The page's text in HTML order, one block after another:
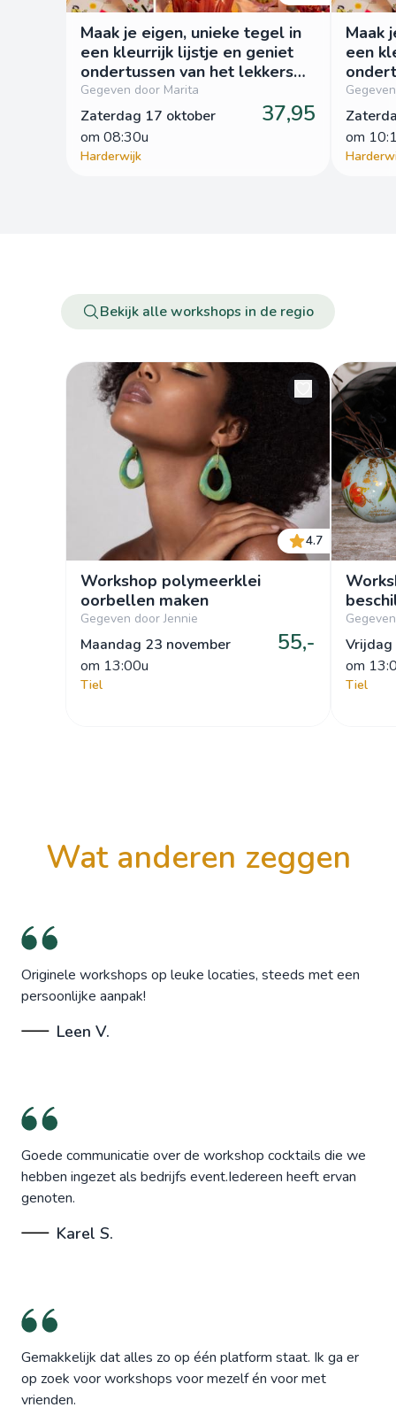
Maak je eigen, unieke tegel in
een kleurrijk lijstje en geniet
ondertussen van het lekkers
van Patrijs
Gegeven door Marita
Zaterdag 17 oktober
om 08:30u
37,95
Harderwijk
Maak
een
van
om
Bekijk alle workshops in de regio
4.7
Workshop polymeerklei
oorbellen maken
Gegeven door Jennie
Maandag 23 november
om 13:00u
55,-
Tiel
Vrijdag
om
Tiel
wat anderen zeggen
Originele workshops op leuke locaties, steeds met een
persoonlijke aanpak!
Leen V.
Goede communicatie over de workshop cocktails die we
hebben ingezet als bedrijfs event.Iedereen heeft ervan
genoten.
Karel S.
Gemakkelijk dat alles zo op één platform staat. Ik ga er
op zoek voor workshops voor mezelf én voor met
vrienden.